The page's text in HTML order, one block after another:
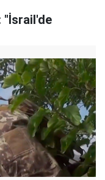
"İsrail'de